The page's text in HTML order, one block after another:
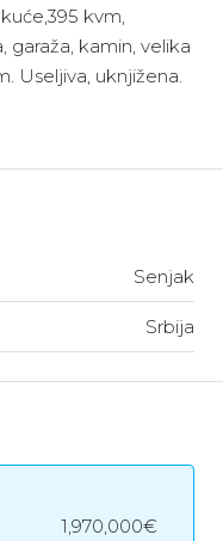
kvm,
garaža, kamin, velika
Useljiva, uknjižena.
Senjak
Srbija
1,970,000€